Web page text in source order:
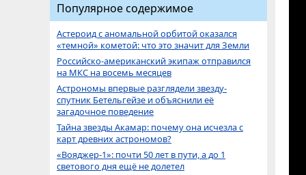
Популярное содержимое
Астероид с аномальной орбитой оказался
«темной» кометой: что это значит для Земли
Российско-американский экипаж отправился
на МКС на восемь месяцев
Астрономы впервые разглядели звезду-
спутник Бетельгейзе и объяснили её
загадочное поведение
Тайна звезды Акамар: почему она исчезла с
карт древних астрономов?
«Вояджер-1»: почти 50 лет в пути, а до 1
светового дня ещё не долетел